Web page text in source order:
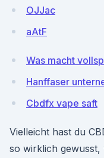
OJJac
aAtF
Was macht
Hanffaser
Cbdfx vape saft
Vielleicht hast du
so wirklich gewusst,